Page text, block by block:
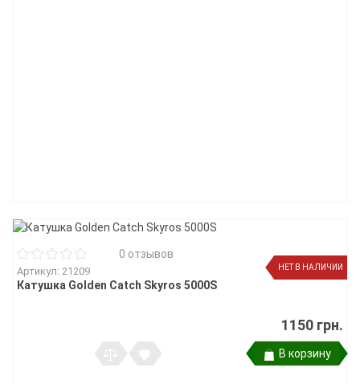
НЕТ В НАЛИЧИИ
0 отзывов
Артикул: 21209
Катушка Golden Catch Skyros 5000S
1150 грн.
В корзину